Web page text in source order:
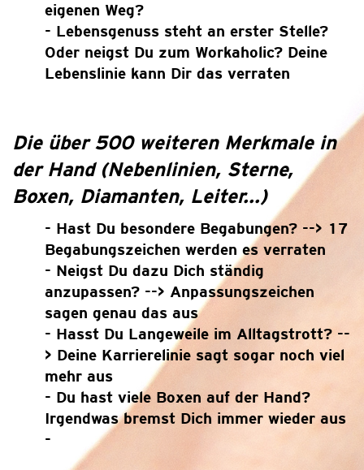
eigenen Weg?
- Lebensgenuss steht an erster Stelle?
Oder neigst Du zum Workaholic? Deine
Lebenslinie kann Dir das verraten
Die über 500 weiteren Merkmale in
der Hand (Nebenlinien, Sterne,
Boxen, Diamanten, Leiter...)
- Hast Du besondere Begabungen? --> 17
Begabungszeichen werden es verraten
- Neigst Du dazu Dich ständig
anzupassen? --> Anpassungszeichen
sagen genau das aus
- Hasst Du Langeweile im Alltagstrott? --
> Deine Karrierelinie sagt sogar noch viel
mehr aus
- Du hast viele Boxen auf der Hand?
Irgendwas bremst Dich immer wieder aus
-